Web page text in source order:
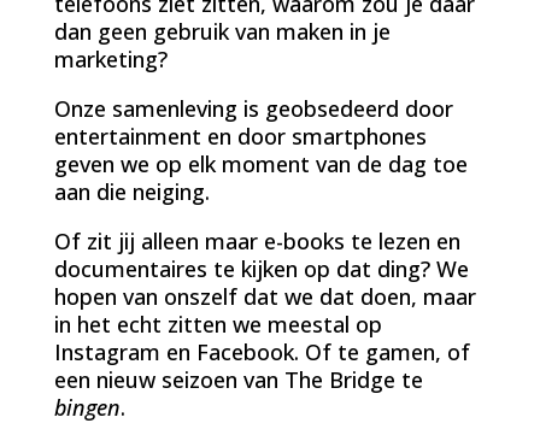
dan geen gebruik van maken in je
marketing?
Onze samenleving is geobsedeerd door
entertainment en door smartphones
geven we op elk moment van de dag toe
aan die neiging.
Of zit jij alleen maar e-books te lezen en
documentaires te kijken op dat ding? We
hopen van onszelf dat we dat doen, maar
in het echt zitten we meestal op
Instagram en Facebook. Of te gamen, of
een nieuw seizoen van The Bridge te
bingen.